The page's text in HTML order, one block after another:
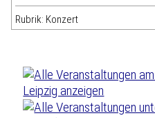
Rubrik: Konzert